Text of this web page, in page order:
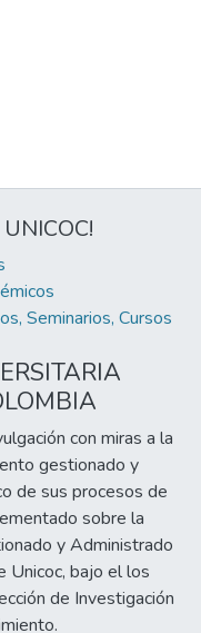
Seminarios, Cursos
con miras a la
gestionado y
de sus procesos de
sobre la
y Administrado
Unicoc, bajo el los
de Investigación